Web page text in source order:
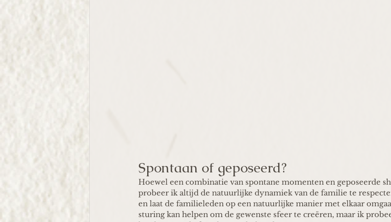
Spontaan of geposeerd?
Hoewel een combinatie van spontane momenten en geposeerde
probeer ik altijd de natuurlijke dynamiek van de familie te
en laat de familieleden op een natuurlijke manier met elkaar
sturing kan helpen om de gewenste sfeer te creëren, maar ik